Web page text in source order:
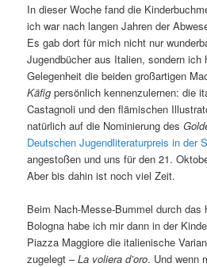
In dieser Woche fand die
ich war nach langen Jahren der
Es gab dort für mich nicht nur
Jugendbücher aus Italien, sondern ich
Gelegenheit die beiden großartigen
Käfig persönlich kennenzulernen: die
Castagnoli und den flämischen
natürlich auf die Nominierung des
Deutschen Jugendliteraturpreis in der
angestoßen und uns für den 21.
Aber bis dahin ist noch viel Zeit.
Beim Nach-Messe-Bummel durch
Bologna habe ich mir dann in der
Piazza Maggiore die italienische
zugelegt –La voliera d’oro. Und wenn